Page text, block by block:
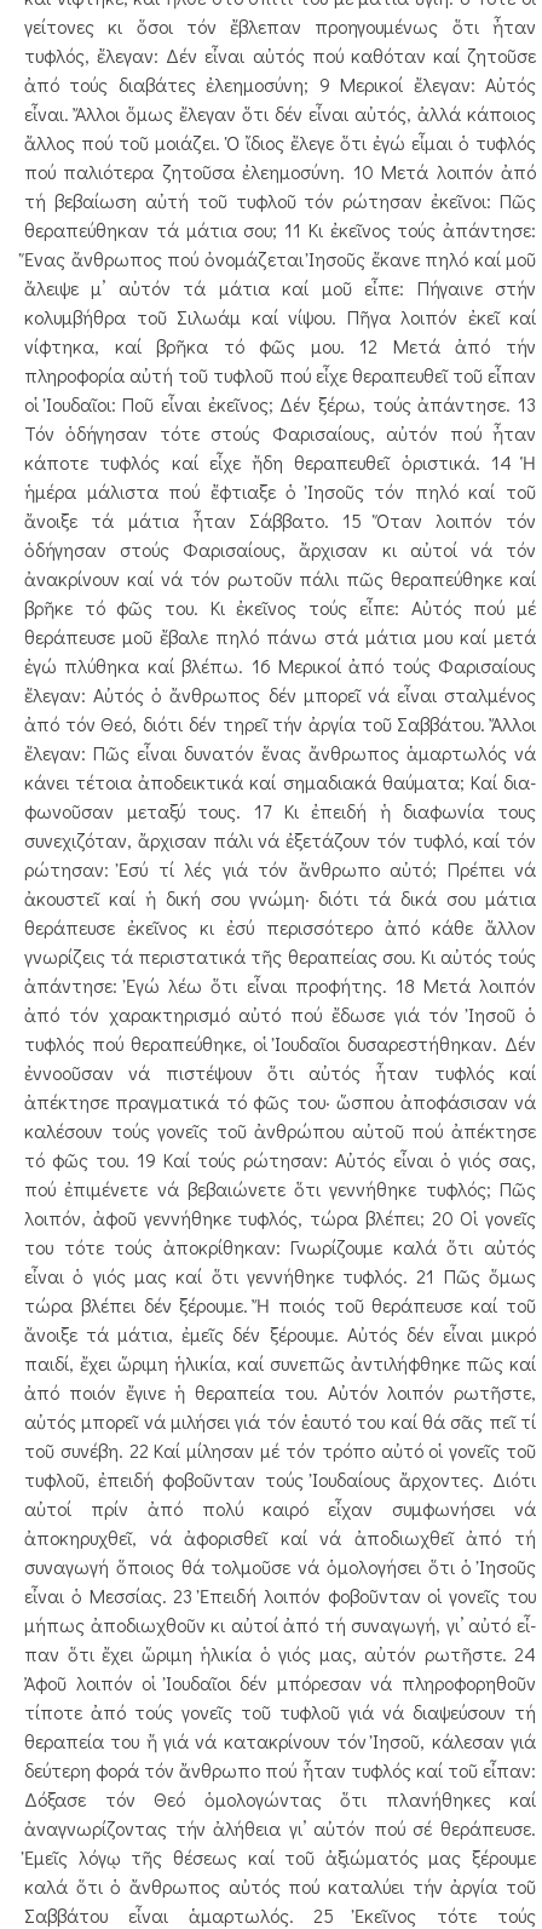
γείτονες κι ὅσοι τόν ἔβλεπαν προηγουμένως ὅτι ἦταν
τυφλός, ἔλεγαν: Δέν εἶναι αὐτός πού κα­­θόταν καί ζητοῦσε
ἀπό τούς διαβάτες ἐλεημοσύνη; 9 Μερικοί ἔλεγαν: Αὐτός
εἶναι. Ἄλλοι ὅμως ἔλεγαν ὅτι δέν εἶναι αὐτός, ἀλλά κάποιος
ἄλλος πού τοῦ μοιάζει. Ὁ ἴδιος ἔλεγε ὅτι ἐγώ εἶμαι ὁ τυφλός
πού παλιότε­­ρα ζητοῦσα ἐλεημοσύνη. 10 Μετά λοιπόν ἀπό
τή βεβαίωση αὐτή τοῦ τυφλοῦ τόν ρώ­τησαν ἐκεῖνοι: Πῶς
θεραπεύθηκαν τά μάτια σου; 11 Κι ἐκεῖνος τούς ἀπάντησε:
Ἕνας ἄνθρωπος πού ὀνο­­­μάζεται Ἰησοῦς ἔκανε πηλό καί μοῦ
ἄλειψε μ’ αὐτόν τά μάτια καί μοῦ εἶπε: Πήγαινε στήν
κολυμβήθρα τοῦ Σι­λωάμ καί νίψου. Πῆγα λοιπόν ἐκεῖ καί
νίφτηκα, καί βρῆ­κα τό φῶς μου. 12 Μετά ἀπό τήν
πληροφορία αὐτή τοῦ τυφλοῦ πού εἶχε θεραπευθεῖ τοῦ εἶπαν
οἱ Ἰουδαῖοι: Ποῦ εἶναι ἐκεῖ­νος; Δέν ξέρω, τούς ἀπάντησε. 13
Τόν ὁδήγησαν τότε στούς Φαρισαίους, αὐτόν πού ἦταν
κάποτε τυφλός καί εἶχε ἤδη θεραπευθεῖ ὁριστικά. 14 Ἡ
ἡμέρα μάλιστα πού ἔφτιαξε ὁ Ἰησοῦς τόν πηλό καί τοῦ
ἄνοιξε τά μάτια ἦταν Σάββατο. 15 Ὅταν λοιπόν τόν
ὁδήγησαν στούς Φαρισαίους, ἄρ­χι­­σαν κι αὐτοί νά τόν
ἀνακρίνουν καί νά τόν ρωτοῦν πά­­λι πῶς θεραπεύθηκε καί
βρῆκε τό φῶς του. Κι ἐκεῖ­­­­νος τούς εἶπε: Αὐτός πού μέ
θεράπευσε μοῦ ἔβαλε πη­­­λό πάνω στά μάτια μου καί μετά
ἐγώ πλύθηκα καί βλέ­­­­­πω. 16 Μερικοί ἀπό τούς Φαρισαίους
ἔλεγαν: Αὐ­τός ὁ ἄν­θρω­πος δέν μπορεῖ νά εἶναι σταλμένος
ἀπό τόν Θεό, διότι δέν τηρεῖ τήν ἀργία τοῦ Σαββάτου. Ἄλλοι
ἔλεγαν: Πῶς εἶ­ναι δυνατόν ἕνας ἄνθρωπος ἁμαρτωλός νά
κάνει τέτοια ἀποδεικτικά καί σημαδιακά θαύματα; Καί δια­
φω­νοῦ­σαν μεταξύ τους. 17 Κι ἐπειδή ἡ διαφωνία τους
συνεχιζόταν, ἄρχισαν πάλι νά ἐξετάζουν τόν τυφλό, καί τόν
ρώτησαν: Ἐσύ τί λές γιά τόν ἄνθρωπο αὐτό; Πρέπει νά
ἀκουστεῖ καί ἡ δι­κή σου γνώμη· διότι τά δικά σου μάτια
θεράπευσε ἐκεῖ­νος κι ἐσύ περισσότερο ἀπό κάθε ἄλλον
γνωρίζεις τά περι­στατικά τῆς θεραπείας σου. Κι αὐτός τούς
ἀπά­ντη­­σε: Ἐγώ λέω ὅτι εἶναι προφήτης. 18 Μετά λοιπόν
ἀπό τόν χαρακτηρισμό αὐτό πού ἔδωσε γιά τόν Ἰησοῦ ὁ
τυφ­λός πού θεραπεύθηκε, οἱ Ἰουδαῖοι δυ­σαρεστήθηκαν. Δέν
ἐννοοῦσαν νά πιστέψουν ὅτι αὐ­τός ἦταν τυφλός καί
ἀπέκτησε πραγ­ματικά τό φῶς του· ὥσπου ἀποφάσισαν νά
καλέσουν τούς γονεῖς τοῦ ἀν­θρώ­που αὐτοῦ πού ἀπέκτησε
τό φῶς του. 19 Καί τούς ρώτησαν: Αὐτός εἶναι ὁ γιός σας,
πού ἐπι­μέ­­νετε νά βεβαιώνετε ὅτι γεννήθηκε τυφλός; Πῶς
λοιπόν, ἀφοῦ γεννήθηκε τυφλός, τώρα βλέπει; 20 Οἱ γονεῖς
του τότε τούς ἀποκρίθηκαν: Γνωρίζουμε κα­­λά ὅτι αὐτός
εἶναι ὁ γιός μας καί ὅτι γεννήθηκε τυφλός. 21 Πῶς ὅμως
τώρα βλέπει δέν ξέρουμε. Ἤ ποιός τοῦ θεράπευσε καί τοῦ
ἄνοιξε τά μάτια, ἐμεῖς δέν ξέρουμε. Αὐτός δέν εἶναι μικρό
παιδί, ἔχει ὥριμη ἡλικία, καί συ­νε­πῶς ἀντιλήφθηκε πῶς καί
ἀπό ποιόν ἔγινε ἡ θεραπεία του. Αὐτόν λοιπόν ρω­τῆ­στε,
αὐτός μπορεῖ νά μιλήσει γιά τόν ἑαυτό του καί θά σᾶς πεῖ τί
τοῦ συνέβη. 22 Καί μίλησαν μέ τόν τρόπο αὐτό οἱ γονεῖς τοῦ
τυ­φλοῦ, ἐπειδή φοβοῦνταν τούς Ἰουδαίους ἄρχοντες. Δι­ό­­τι
αὐτοί πρίν ἀπό πολύ καιρό εἶ­­­χαν συμ­φω­νήσει νά
ἀποκηρυχθεῖ, νά ἀφορισθεῖ καί νά ἀπο­δι­ωχθεῖ ἀπό τή
συναγωγή ὅποιος θά τολμοῦσε νά ὁμο­λο­γήσει ὅτι ὁ Ἰησοῦς
εἶναι ὁ Μεσσίας. 23 Ἐπειδή λοιπόν φοβοῦνταν οἱ γονεῖς του
μήπως ἀπο­δι­ωχθοῦν κι αὐτοί ἀπό τή συναγωγή, γι’ αὐτό εἶ­
παν ὅτι ἔχει ὥριμη ἡλικία ὁ γιός μας, αὐτόν ρωτῆστε. 24
Ἀφοῦ λοιπόν οἱ Ἰουδαῖοι δέν μπόρεσαν νά πλη­ρο­φο­­­ρηθοῦν
τίποτε ἀπό τούς γονεῖς τοῦ τυφλοῦ γιά νά δι­­­α­­­­­ψεύσουν τή
θεραπεία του ἤ γιά νά κατακρίνουν τόν Ἰησοῦ, κάλεσαν γιά
δεύτερη φορά τόν ἄνθρωπο πού ἦταν τυφλός καί τοῦ εἶπαν:
Δόξασε τόν Θεό ὁμο­­­­­­­­­­­λο­γώντας ὅτι πλανήθηκες καί
ἀναγνωρίζοντας τήν ἀλή­­­­­­­­­­­θεια γι’ αὐτόν πού σέ θεράπευσε.
Ἐμεῖς λόγῳ τῆς θέ­­­­σεως καί τοῦ ἀξιώματός μας ξέρουμε
καλά ὅτι ὁ ἄν­θρω­­­­­­­­­­­­πος αὐτός πού καταλύει τήν ἀργία τοῦ
Σαβ­βά­του εἶ­­­­ναι ἁμαρτωλός. 25 Ἐκεῖνος τότε τούς